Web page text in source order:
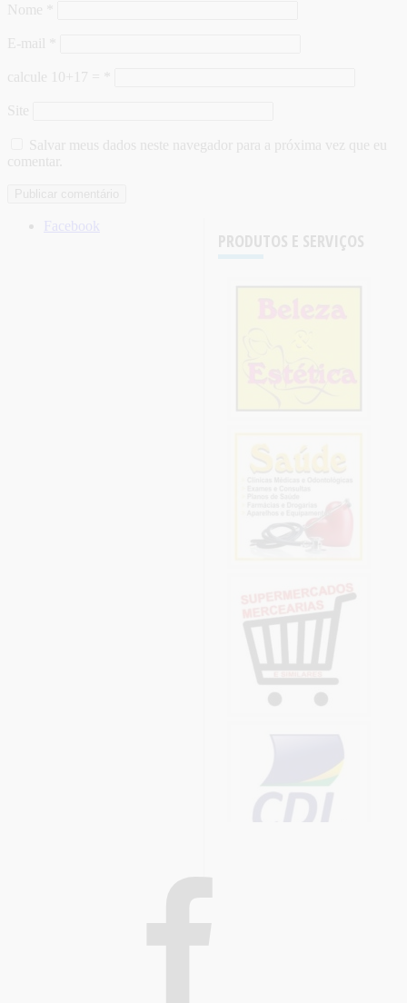
Nome
E-mail
calcule 10+17 =
Site
Salvar meus dados neste navegador para a próxima vez que eu
comentar.
PRODUTOS E SERVIÇOS
Facebook